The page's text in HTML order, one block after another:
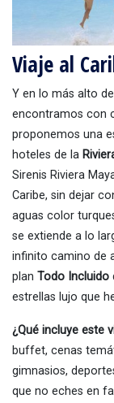
Viaje al
Y en lo más alto
encontramos con
proponemos una
hoteles de la
Sirenis Riviera
Caribe, sin dejar
aguas color
se extiende a lo
infinito camino de
plan Todo Incluido
estrellas lujo que
¿Qué incluye este
buffet, cenas
gimnasios,
que no eches en